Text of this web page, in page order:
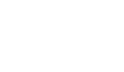
충전 방 상세 페